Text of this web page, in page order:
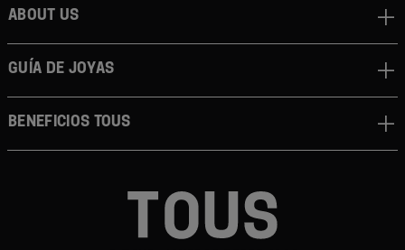
About us
Guía de joyas
Beneficios TOUS